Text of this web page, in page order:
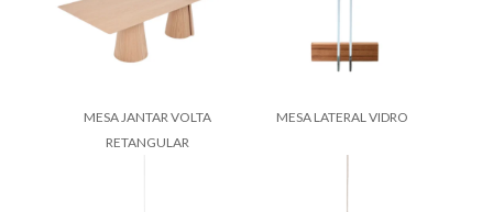
MESA JANTAR VOLTA
RETANGULAR
MESA LATERAL VIDRO